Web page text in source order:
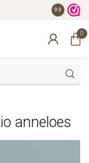
gratis
9.9
0
anneloes